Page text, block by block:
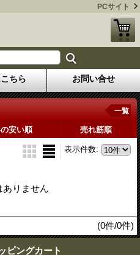
PCサイト
ちら お問い合せ
一覧
安い順 売れ筋順
表示件数:
ありません
(0件/0件)
ピングカート